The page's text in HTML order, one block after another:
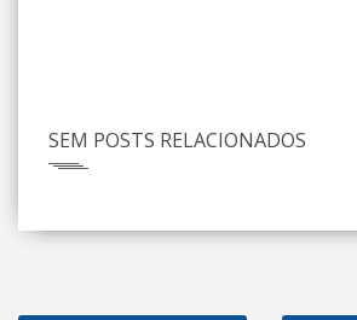
SEM POSTS RELACIONADOS